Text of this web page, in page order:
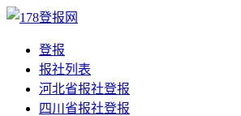
登报
报社列表
河北省报社登报
四川省报社登报